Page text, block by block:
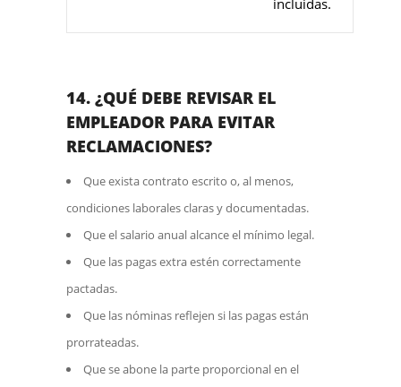
incluidas.
14. ¿QUÉ DEBE REVISAR EL
EMPLEADOR PARA EVITAR
RECLAMACIONES?
Que exista contrato escrito o, al menos,
condiciones laborales claras y documentadas.
Que el salario anual alcance el mínimo legal.
Que las pagas extra estén correctamente
pactadas.
Que las nóminas reflejen si las pagas están
prorrateadas.
Que se abone la parte proporcional en el